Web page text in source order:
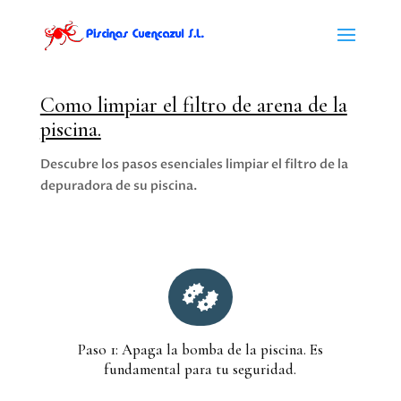
Como limpiar el filtro de arena de la
piscina.
Descubre los pasos esenciales limpiar el filtro de la
depuradora de su piscina.

Paso 1: Apaga la bomba de la piscina. Es
fundamental para tu seguridad.